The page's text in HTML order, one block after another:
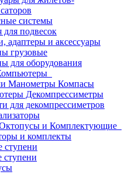
системы
для подвесок
адаптеры и аксессуары
грузовые
для оборудования
Манометры Компасы
Декомпрессиметры
для декомпрессиметров
и Комплектующие
и комплекты
ступени
ступени